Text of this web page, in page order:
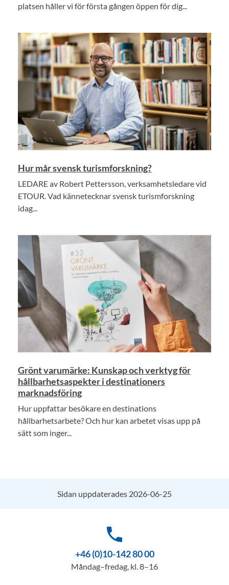
platsen håller vi för första gången öppen för dig...
Hur mår svensk turismforskning?
LEDARE av Robert Pettersson, verksamhetsledare vid
ETOUR. Vad kännetecknar svensk turismforskning
idag...
Grönt varumärke: Kunskap och verktyg för
hållbarhetsaspekter i destinationers
marknadsföring
Hur uppfattar besökare en destinations
hållbarhetsarbete? Och hur kan arbetet visas upp på
sätt som inger...
Sidan uppdaterades 2026-06-25
phone
+46 (0)10-142 80 00
Måndag–fredag, kl. 8–16